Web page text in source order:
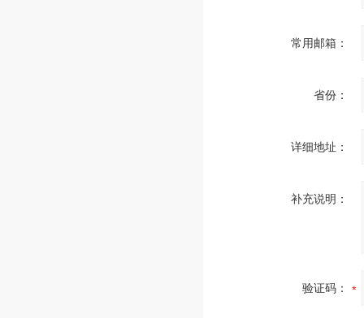
常用邮箱：
省份：
详细地址：
补充说明：
验证码：